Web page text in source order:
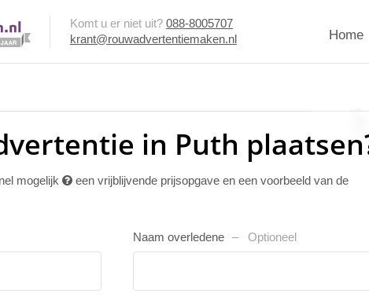
Komt u er niet uit? 088-8005707
krant@rouwadvertentiemaken.nl
Home
in Puth
mogelijk
een vrijblijvende prijsopgave en een voorbeeld van de
Naam overledene Optioneel